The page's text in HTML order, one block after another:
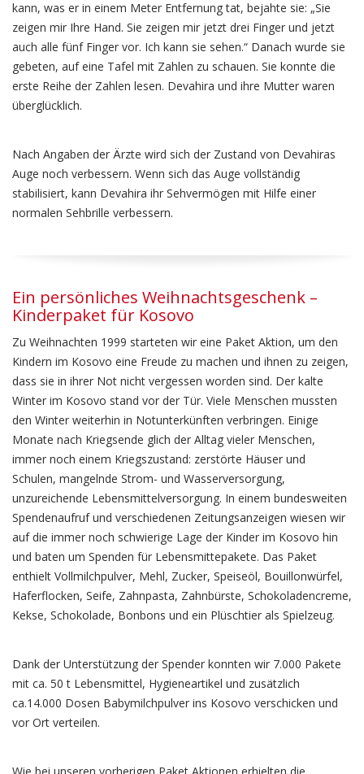
kann, was er in einem Meter Entfernung tat, bejahte sie: „Sie
zeigen mir Ihre Hand. Sie zeigen mir jetzt drei Finger und jetzt
auch alle fünf Finger vor. Ich kann sie sehen.“ Danach wurde sie
gebeten, auf eine Tafel mit Zahlen zu schauen. Sie konnte die
erste Reihe der Zahlen lesen. Devahira und ihre Mutter waren
überglücklich.
Nach Angaben der Ärzte wird sich der Zustand von Devahiras
Auge noch verbessern. Wenn sich das Auge vollständig
stabilisiert, kann Devahira ihr Sehvermögen mit Hilfe einer
normalen Sehbrille verbessern.
Ein persönliches Weihnachtsgeschenk –
Kinderpaket für Kosovo
Zu Weihnachten 1999 starteten wir eine Paket Aktion, um den
Kindern im Kosovo eine Freude zu machen und ihnen zu zeigen,
dass sie in ihrer Not nicht vergessen worden sind. Der kalte
Winter im Kosovo stand vor der Tür. Viele Menschen mussten
den Winter weiterhin in Notunterkünften verbringen. Einige
Monate nach Kriegsende glich der Alltag vieler Menschen,
immer noch einem Kriegszustand: zerstörte Häuser und
Schulen, mangelnde Strom- und Wasserversorgung,
unzureichende Lebensmittelversorgung. In einem bundesweiten
Spendenaufruf und verschiedenen Zeitungsanzeigen wiesen wir
auf die immer noch schwierige Lage der Kinder im Kosovo hin
und baten um Spenden für Lebensmittepakete. Das Paket
enthielt Vollmilchpulver, Mehl, Zucker, Speiseöl, Bouillonwürfel,
Haferflocken, Seife, Zahnpasta, Zahnbürste, Schokoladencreme,
Kekse, Schokolade, Bonbons und ein Plüschtier als Spielzeug.
Dank der Unterstützung der Spender konnten wir 7.000 Pakete
mit ca. 50 t Lebensmittel, Hygieneartikel und zusätzlich
ca.14.000 Dosen Babymilchpulver ins Kosovo verschicken und
vor Ort verteilen.